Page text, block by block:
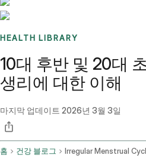
HEALTH LIBRARY
10대 후반 및 20대
생리에 대한 이해
마지막 업데이트 2026년 3월 3일
홈 건강 블로그